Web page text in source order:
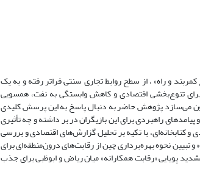
و راه» ، از سطح روابط تجاری سنتی فراتر رفته و به یک
تنوع‌بخشی اقتصادی و کاهش وابستگی به نفت، همسویی
می‌سازد پژوهش حاضر به دنبال پاسخ به این پرسش کلیدی
راهبردی برای این بازیگران در بر داشته و چه تأثیری
کتابخانه‌ای، با تکیه بر تحلیل گزارش‌های اقتصادی و بررسی
نحوه بهره‌برداری چین از رقابت‌های درون‌منطقه‌ای برای
پویایی «رقابت همکارانه» میان ریاض و ابوظبی برای جذب